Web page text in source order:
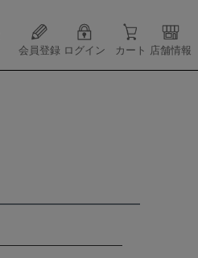
会員登録 ログイン カート 店舗情報